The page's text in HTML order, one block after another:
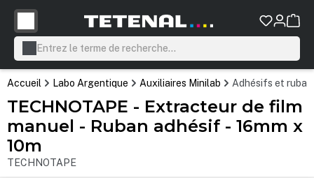
principal
Accueil Labo Argentique Auxiliaires Minilab Adhésifs et
TECHNOTAPE - Extracteur de film
manuel - Ruban adhésif - 16mm x
10m
TECHNOTAPE